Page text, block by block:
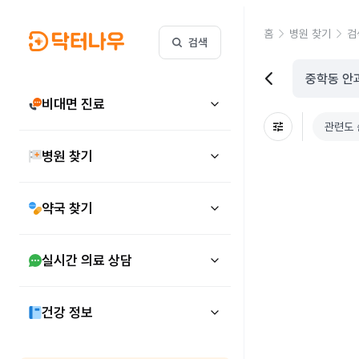
검색
비대면 진료
병원 찾기
약국 찾기
실시간 의료 상담
건강 정보
홈 병원 찾기
관련도